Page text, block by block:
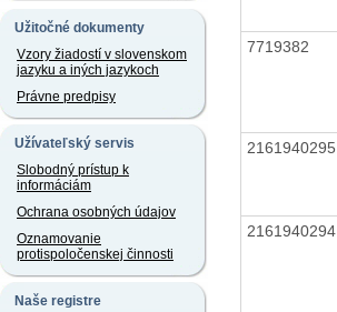
Užitočné dokumenty
Vzory žiadostí v slovenskom
jazyku a iných jazykoch
Právne predpisy
Užívateľský servis
Slobodný prístup k
informáciám
Ochrana osobných údajov
Oznamovanie
protispoločenskej činnosti
Naše registre
7719382
2161940295
2161940294